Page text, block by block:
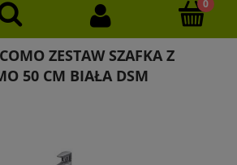
ZESTAW SZAFKA Z
50 CM BIAŁA DSM